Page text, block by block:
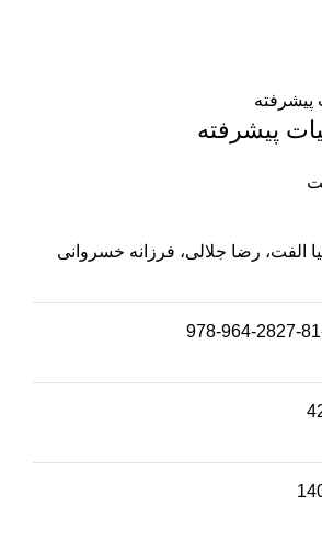
پیشرفته
الفت، رضا جلالی، فرزانه خسروانی
978-964-2827-